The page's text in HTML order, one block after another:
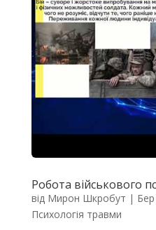
Робота військового
від Мирон Шкробут |
Психологія травми